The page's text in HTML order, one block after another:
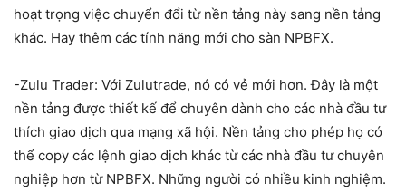
hoạt trọng việc chuyển đổi từ nền tảng này sang nền tảng
khác. Hay thêm các tính năng mới cho sàn NPBFX.
-Zulu Trader: Với Zulutrade, nó có vẻ mới hơn. Đây là một
nền tảng được thiết kế để chuyên dành cho các nhà đầu tư
thích giao dịch qua mạng xã hội. Nền tảng cho phép họ có
thể copy các lệnh giao dịch khác từ các nhà đầu tư chuyên
nghiệp hơn từ NPBFX. Những người có nhiều kinh nghiệm.